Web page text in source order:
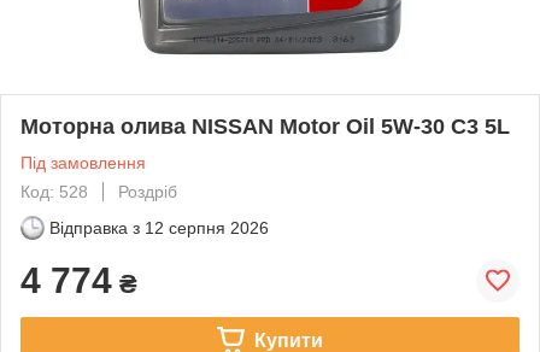
Моторна олива NISSAN Motor Oil 5W-30 C3 5L
Під замовлення
Код: 528
Роздріб
Відправка з 12 серпня 2026
4 774 ₴
Купити